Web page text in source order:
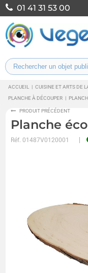
01 41 31 53 00
ACCUEIL | CUISINE ET ARTS DE
PLANCHE À DÉCOUPER |
PRODUIT PRÉCÉDENT
Planche
Réf.01487V0120001